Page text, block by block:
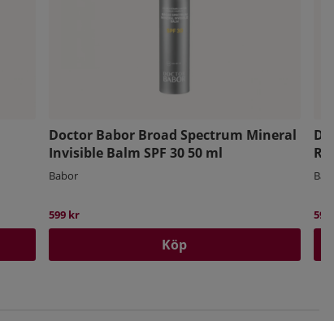
Doctor Babor Broad Spectrum Mineral
Invisible Balm SPF 30 50 ml
Babor
599 kr
Köp